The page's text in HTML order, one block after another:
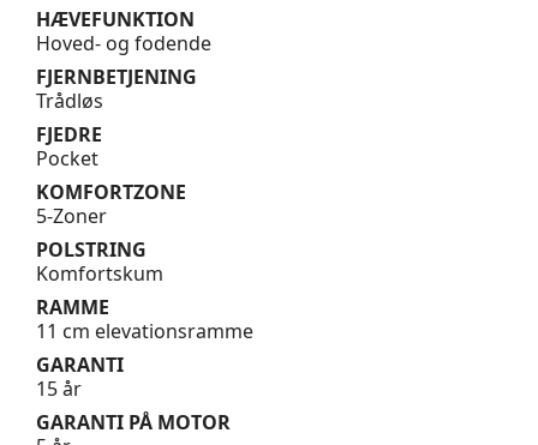
HÆVEFUNKTION
Hoved- og fodende
FJERNBETJENING
Trådløs
FJEDRE
Pocket
KOMFORTZONE
5-Zoner
POLSTRING
Komfortskum
RAMME
11 cm elevationsramme
GARANTI
15 år
GARANTI PÅ MOTOR